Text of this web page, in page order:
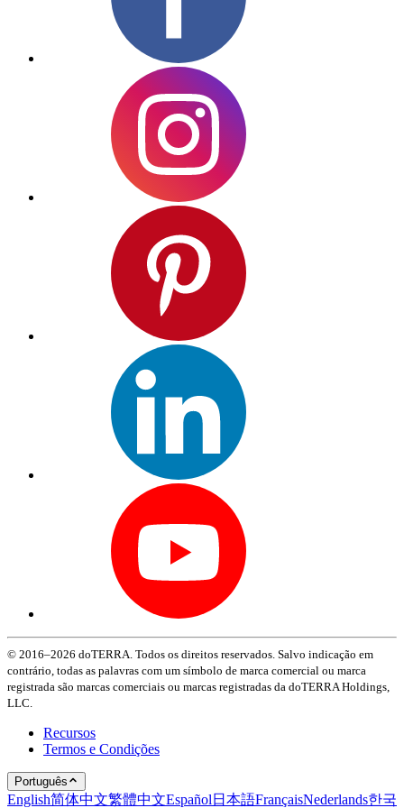
© 2016–2026 doTERRA. Todos os direitos reservados. Salvo indicação em
contrário, todas as palavras com um símbolo de marca comercial ou marca
registrada são marcas comerciais ou marcas registradas da doTERRA Holdings,
LLC.
Recursos
Termos e Condições
Português
English简体中文繁體中文Español 日本語FrançaisNederlands한국